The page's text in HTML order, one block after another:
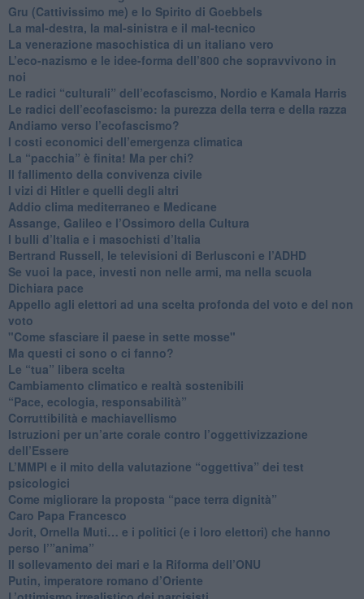
Gru (Cattivissimo me) e lo Spirito di Goebbels
​La mal-destra, la mal-sinistra e il mal-tecnico
​La venerazione masochistica di un italiano vero
​L’eco-nazismo e le idee-forma dell’800 che sopravvivono in
noi
​Le radici “culturali” dell’ecofascismo, Nordio e Kamala Harris
Le radici dell’ecofascismo: la purezza della terra e della razza
Andiamo verso l’ecofascismo?
I costi economici dell’emergenza climatica
​La “pacchia” è finita! Ma per chi?
​Il fallimento della convivenza civile
​I vizi di Hitler e quelli degli altri
Addio clima mediterraneo e Medicane
​Assange, Galileo e l’Ossimoro della Cultura
​I bulli d’Italia e i masochisti d’Italia
​Bertrand Russell, le televisioni di Berlusconi e l’ADHD
​Se vuoi la pace, investi non nelle armi, ma nella scuola
​Dichiara pace
​Appello agli elettori ad una scelta profonda del voto e del non
voto
"Come sfasciare il paese in sette mosse"
​Ma questi ci sono o ci fanno?
​Le “tua” libera scelta
Cambiamento climatico e realtà sostenibili
“Pace, ecologia, responsabilità”
​Corruttibilità e machiavellismo
Istruzioni per un’arte corale contro l’oggettivizzazione
dell’Essere
​L’MMPI e il mito della valutazione “oggettiva” dei test
psicologici
Come migliorare la proposta “pace terra dignità”
Caro Papa Francesco
​Jorit, Ornella Muti… e i politici (e i loro elettori) che hanno
perso l’”anima”
​Il sollevamento dei mari e la Riforma dell’ONU
Putin, imperatore romano d’Oriente